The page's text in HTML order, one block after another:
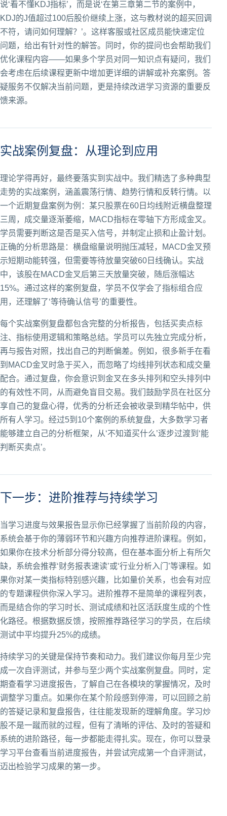
说‘看不懂KDJ指标’，而是说‘在第三章第二节的案例中，
KDJ的J值超过100后股价继续上涨，这与教材说的超买回调
不符，请问如何理解？’。这样客服或社区成员能快速定位
问题，给出有针对性的解答。同时，你的提问也会帮助我们
优化课程内容——如果多个学员对同一知识点有疑问，我们
会考虑在后续课程更新中增加更详细的讲解或补充案例。答
疑服务不仅解决当前问题，更是持续改进学习资源的重要反
馈来源。
实战案例复盘：从理论到应用
理论学得再好，最终要落实到实战中。我们精选了多种典型
走势的实战案例，涵盖震荡行情、趋势行情和反转行情。以
一个近期复盘案例为例：某只股票在60日均线附近横盘整理
三周，成交量逐渐萎缩，MACD指标在零轴下方形成金叉。
学员需要判断这是否是买入信号，并制定止损和止盈计划。
正确的分析思路是：横盘缩量说明抛压减轻，MACD金叉预
示短期动能转强，但需要等待放量突破60日线确认。实战
中，该股在MACD金叉后第三天放量突破，随后涨幅达
15%。通过这样的案例复盘，学员不仅学会了指标组合应
用，还理解了‘等待确认信号’的重要性。
每个实战案例复盘都包含完整的分析报告，包括买卖点标
注、指标使用逻辑和策略总结。学员可以先独立完成分析，
再与报告对照，找出自己的判断偏差。例如，很多新手在看
到MACD金叉时急于买入，而忽略了均线排列状态和成交量
配合。通过复盘，你会意识到金叉在多头排列和空头排列中
的有效性不同，从而避免盲目交易。我们鼓励学员在社区分
享自己的复盘心得，优秀的分析还会被收录到精华帖中，供
所有人学习。经过5到10个案例的系统复盘，大多数学习者
能够建立自己的分析框架，从‘不知道买什么’逐步过渡到‘能
判断买卖点’。
下一步：进阶推荐与持续学习
当学习进度与效果报告显示你已经掌握了当前阶段的内容，
系统会基于你的薄弱环节和兴趣方向推荐进阶课程。例如，
如果你在技术分析部分得分较高，但在基本面分析上有所欠
缺，系统会推荐‘财务报表速读’或‘行业分析入门’等课程。如
果你对某一类指标特别感兴趣，比如量价关系，也会有对应
的专题课程供你深入学习。进阶推荐不是简单的课程列表，
而是结合你的学习时长、测试成绩和社区活跃度生成的个性
化路径。根据数据反馈，按照推荐路径学习的学员，在后续
测试中平均提升25%的成绩。
持续学习的关键是保持节奏和动力。我们建议你每月至少完
成一次自评测试，并参与至少两个实战案例复盘。同时，定
期查看学习进度报告，了解自己在各模块的掌握情况，及时
调整学习重点。如果你在某个阶段感到停滞，可以回顾之前
的答疑记录和复盘报告，往往能发现新的理解角度。学习炒
股不是一蹴而就的过程，但有了清晰的评估、及时的答疑和
系统的进阶路径，每一步都能走得扎实。现在，你可以登录
学习平台查看当前进度报告，并尝试完成第一个自评测试，
迈出检验学习成果的第一步。